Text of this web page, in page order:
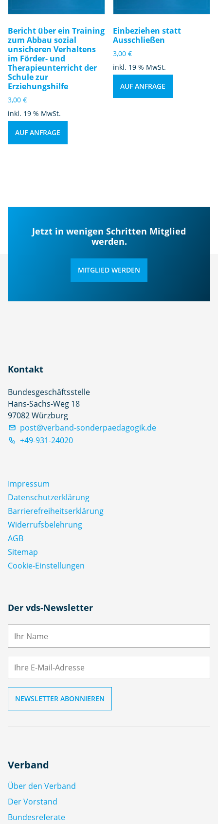
Bericht über ein Training
zum Abbau sozial
unsicheren Verhaltens
im Förder- und
Therapieunterricht der
Schule zur
Erziehungshilfe
3,00 €
inkl. 19 % MwSt.
AUF ANFRAGE
Einbeziehen statt
Ausschließen
3,00€
inkl. 19 % MwSt.
AUF ANFRAGE
Jetzt in wenigen Schritten Mitglied
werden.
MITGLIED WERDEN
Kontakt
Bundesgeschäftsstelle
Hans-Sachs-Weg 18
97082 Würzburg
post@verband-sonderpaedagogik.de
+49-931-24020
Impressum
Datenschutz­erklärung
Barrierefreiheitserklärung
Widerrufsbelehrung
AGB
Sitemap
Cookie-Einstellungen
Der vds-Newsletter
N
M
Verband
Über den Verband
Der Vorstand
Bundesreferate